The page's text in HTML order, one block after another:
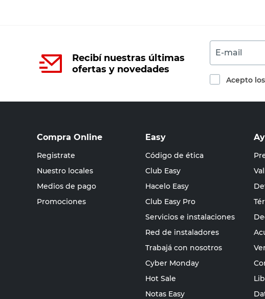
Recibí nuestras últimas
ofertas y novedades
E-mail
Acepto los
Compra Online
Registrate
Nuestro locales
Medios de pago
Promociones
Easy
Código de ética
Club Easy
Hacelo Easy
Club Easy Pro
Servicios e instalaciones
Red de instaladores
Trabajá con nosotros
Cyber Monday
Hot Sale
Notas Easy